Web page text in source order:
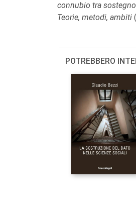
connubio tra
Teorie, metodi, ambiti
POTREBBERO